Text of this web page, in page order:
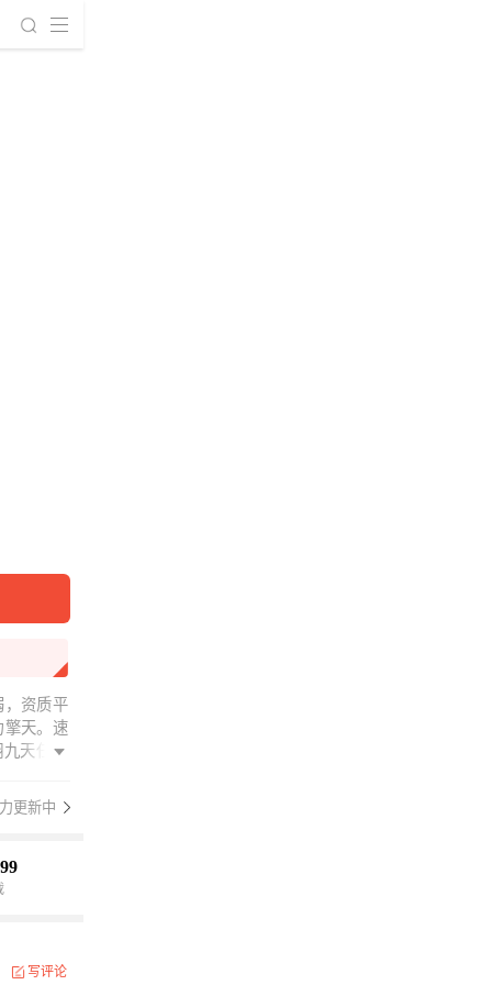
，资质平
擎天。速
天任逍
流沙仙
许配给
调，要
必然是
更新中
写评论